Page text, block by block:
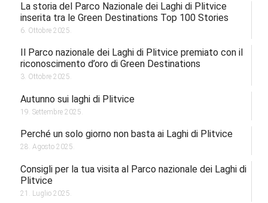
La storia del Parco Nazionale dei Laghi di Plitvice
inserita tra le Green Destinations Top 100 Stories
6. Ottobre 2025.
Il Parco nazionale dei Laghi di Plitvice premiato con il
riconoscimento d’oro di Green Destinations
3. Ottobre 2025.
Autunno sui laghi di Plitvice
19. Settembre 2025.
Perché un solo giorno non basta ai Laghi di Plitvice
28. Agosto 2025.
Consigli per la tua visita al Parco nazionale dei Laghi di
Plitvice
21. Luglio 2025.